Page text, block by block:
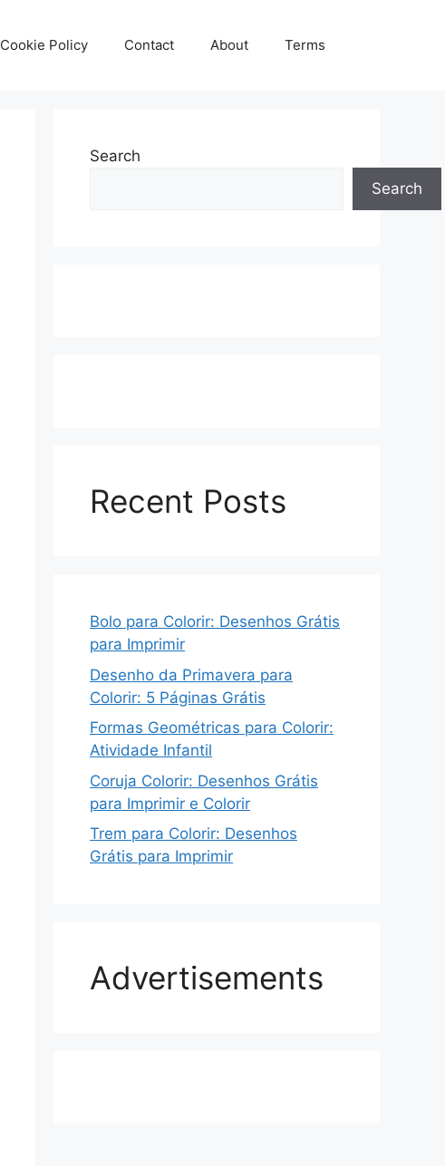
Cookie Policy Contact About Terms
Search
Search
Recent Posts
Bolo para Colorir: Desenhos Grátis
para Imprimir
Desenho da Primavera para
Colorir: 5 Páginas Grátis
Formas Geométricas para Colorir:
Atividade Infantil
Coruja Colorir: Desenhos Grátis
para Imprimir e Colorir
Trem para Colorir: Desenhos
Grátis para Imprimir
Advertisements